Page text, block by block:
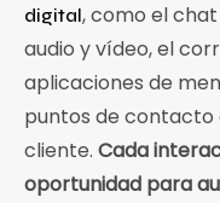
digital, como el
audio y vídeo, el
aplicaciones de
puntos de contacto
cliente. Cada
oportunidad para